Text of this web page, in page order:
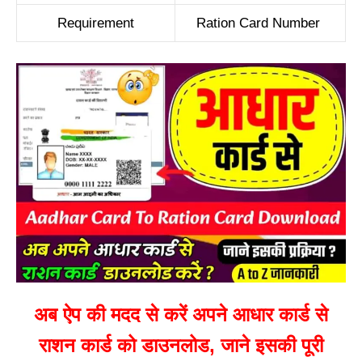
Requirement Ration Card Number
अब ऐप की मदद से करें अपने आधार कार्ड से
राशन कार्ड को डाउनलोड, जाने इसकी पूरी